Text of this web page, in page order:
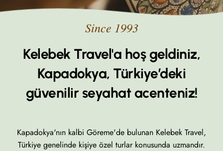
Kelebek Travel'a hoş geldiniz,
Kapadokya, Türkiye’deki
güvenilir seyahat acenteniz!
Kapadokya'nın kalbi Göreme'de bulunan Kelebek Travel,
Türkiye genelinde kişiye özel turlar konusunda uzmandır.